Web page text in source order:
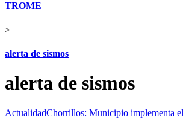
TROME
>
alerta de sismos
alerta de sismos
ActualidadChorrillos: Municipio implementa el